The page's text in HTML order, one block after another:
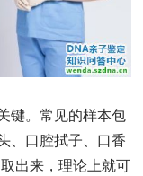
键。常见的样本包
、口腔拭子、口香
出来，理论上就可